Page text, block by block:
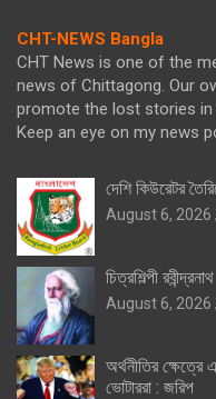
CHT-NEWS Bangla
CHT News is one of the
news of Chittagong. Our
promote the lost stories in
Keep an eye on my news
দেশি কিউরেটর
August 6, 2026
চিত্রশিল্পী রবীন্দ্রনাথ
August 6, 2026
অর্থনীতির ক্ষেত্রে
ভোটাররা : জরিপ